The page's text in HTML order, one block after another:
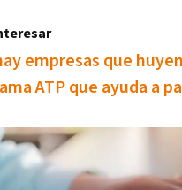
empresas que
ATP que ayuda a